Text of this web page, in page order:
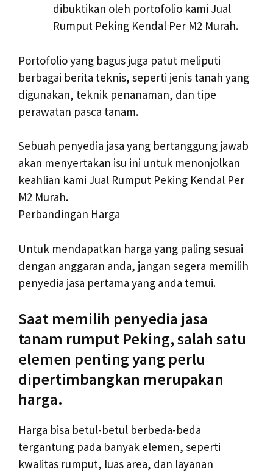
dibuktikan oleh portofolio kami Jual
Rumput Peking Kendal Per M2 Murah.
Portofolio yang bagus juga patut meliputi
berbagai berita teknis, seperti jenis tanah yang
digunakan, teknik penanaman, dan tipe
perawatan pasca tanam.
Sebuah penyedia jasa yang bertanggung jawab
akan menyertakan isu ini untuk menonjolkan
keahlian kami Jual Rumput Peking Kendal Per
M2 Murah.
Perbandingan Harga
Untuk mendapatkan harga yang paling sesuai
dengan anggaran anda, jangan segera memilih
penyedia jasa pertama yang anda temui.
Saat memilih penyedia jasa
tanam rumput Peking, salah satu
elemen penting yang perlu
dipertimbangkan merupakan
harga.
Harga bisa betul-betul berbeda-beda
tergantung pada banyak elemen, seperti
kwalitas rumput, luas area, dan layanan